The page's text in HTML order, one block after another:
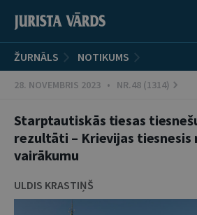
ŽURNĀLS NOTIKUMS
28. NOVEMBRIS 2023 • NR.48 (1314)
Starptautiskās tiesas
rezultāti – Krievijas tiesnesis
vairākumu
ULDIS KRASTIŅŠ